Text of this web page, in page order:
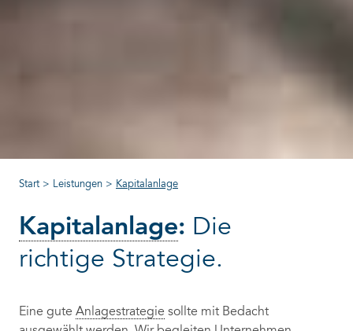
Start> Leistungen > Kapitalanlage
Kapitalanlage: Die
richtige Strategie.
Eine gute Anlagestrategie sollte mit Bedacht